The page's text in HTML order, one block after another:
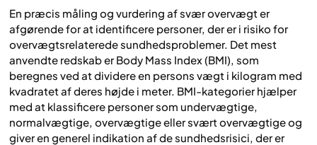
En præcis måling og vurdering af svær overvægt er
afgørende for at identificere personer, der er i risiko for
overvægtsrelaterede sundhedsproblemer. Det mest
anvendte redskab er Body Mass Index (BMI), som
beregnes ved at dividere en persons vægt i kilogram med
kvadratet af deres højde i meter. BMI-kategorier hjælper
med at klassificere personer som undervægtige,
normalvægtige, overvægtige eller svært overvægtige og
giver en generel indikation af de sundhedsrisici, der er